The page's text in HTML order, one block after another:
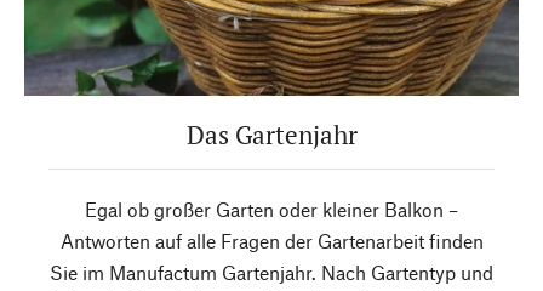
Das Gartenjahr
Egal ob großer Garten oder kleiner Balkon –
Antworten auf alle Fragen der Gartenarbeit finden
Sie im Manufactum Gartenjahr. Nach Gartentyp und